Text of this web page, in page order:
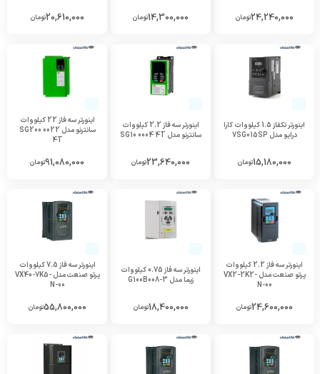
24,240,000تومان 14,300,000تومان 20,610,000تومان
اینورتر تکفاز 1.5 کیلووات کارا
درایو مدل 7SG015SP
15,180,000تومان
اینورتر سه فاز 2.2 کیلووات
سانترنو مدل SG10 0004 4T
23,640,000تومان
اینورتر سه فاز 22 کیلووات
سانترنو مدل SG200 0022
4T
91,080,000تومان
اینورتر سه فاز 2.2 کیلووات
پرتو صنعت مدل VX2-2K2-
N-00
24,600,000تومان
اینورتر سه فاز 0.75 کیلووات
زیما مدل G100B008-3
18,400,000تومان
اینورتر سه فاز 7.5 کیلووات
پرتو صنعت مدل VX40-7K5-
N-00
55,800,000تومان